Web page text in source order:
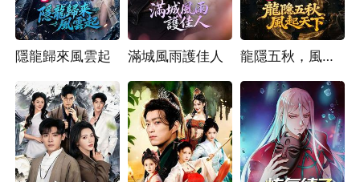
隱龍歸來風雲起 滿城風雨護佳人 龍隱五秋，風起天下